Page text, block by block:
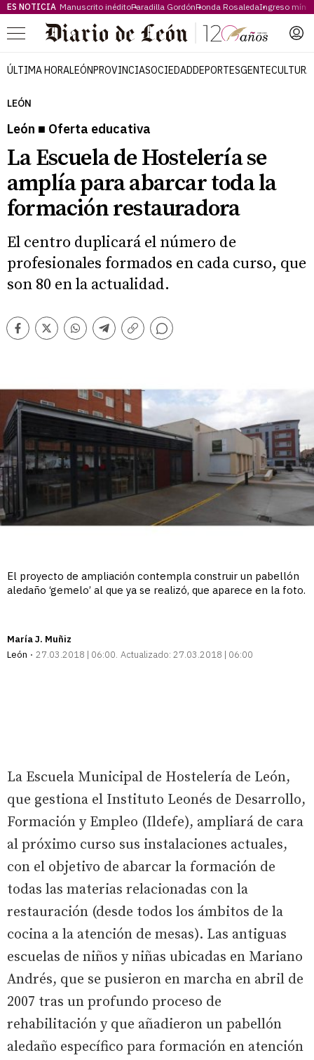
ES NOTICIA Manuscrito inéditoParadilla GordónRonda RosaledaIngreso
Menú
ÚLTIMA HORALEÓNPROVINCIASOCIEDADDEPORTESGENTECULTURA
LEÓN
León ■ Oferta educativa
La Escuela de Hostelería se
amplía para abarcar toda la
formación restauradora
El centro duplicará el número de
profesionales formados en cada curso, que
son 80 en la actualidad.
Facebook
TwitterWhatsappTelegram
Copiar
Comentarios
El proyecto de ampliación contempla construir un pabellón
aledaño ‘gemelo’ al que ya se realizó, que aparece en la foto.
María J. Muñiz
León
27.03.2018 | 06:00 Actualizado: 27.03.2018 | 06:00
La Escuela Municipal de Hostelería de León,
que gestiona el Instituto Leonés de Desarrollo,
Formación y Empleo (Ildefe), ampliará de cara
al próximo curso sus instalaciones actuales,
con el objetivo de abarcar la formación de
todas las materias relacionadas con la
restauración (desde todos los ámbitos de la
cocina a la atención de mesas). Las antiguas
escuelas de niños y niñas ubicadas en Mariano
Andrés, que se pusieron en marcha en abril de
2007 tras un profundo proceso de
rehabilitación y que añadieron un pabellón
aledaño específico para formación en atención